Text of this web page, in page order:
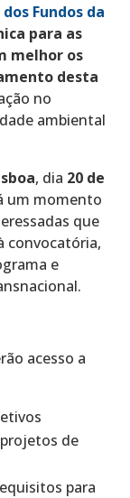
Fundos da
para as
melhor os
desta
no
ambiental
, dia 20 de
um momento
que
convocatória,
e
acesso a
de
para